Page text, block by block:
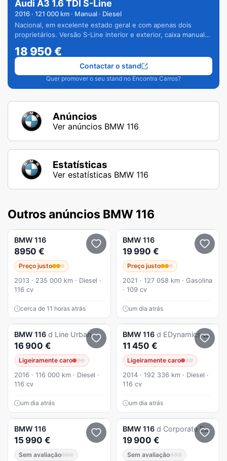
Audi A3 1.6 TDI S-Line
2016 · 121 000 km · Manual · Diesel
Nacional, em excelente estado geral e com apenas dois
proprietários. Versão S-Line interior e exterior, caixa manual
18 950€
Quer promover o seu stand no Encontra Carros?
Contactar o stand
Anúncios
Ver anúncios BMW 116
Estatísticas
Ver estatísticas BMW 116
Outros anúncios BMW 116
BMW 116
8950 €
Preço justo
2013 · 235 000 km · Diesel ·
116 cv
cerca de 11 horas atrás
BMW 116
19 990 €
Preço justo
2021 · 127 058 km · Gasolina
· 109 cv
um dia atrás
BMW 116 d Line Urban
16 900 €
Ligeiramente caro
2016 · 116 000 km · Diesel ·
116 cv
um dia atrás
BMW 116 d EDynamics Line Sport
11 450 €
Ligeiramente caro
2014 · 192 336 km · Diesel ·
116 cv
um dia atrás
BMW 116
15 990 €
Sem avaliação
BMW 116 d Corporate Edition Auto
19 900 €
Sem avaliação